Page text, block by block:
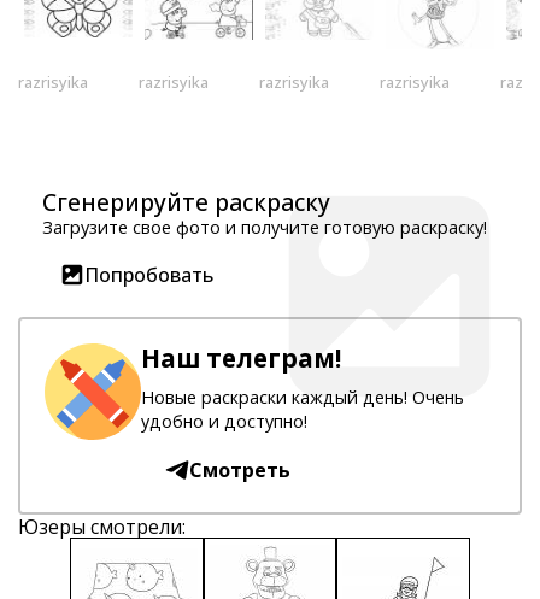
razrisyika razrisyika razrisyika razrisyika
Сгенерируйте раскраску
Загрузите свое фото и получите готовую раскраску!
Попробовать
Наш телеграм!
Новые раскраски каждый день! Очень
удобно и доступно!
Смотреть
Юзеры смотрели: